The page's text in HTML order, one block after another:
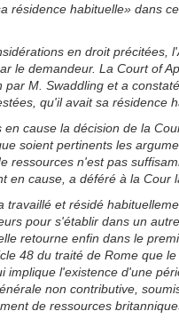
résidence habituelle» dans
en droit précitées,
le demandeur. La Court of
par M. Swaddling et a
qu'il avait sa résidence
cause la décision de la
soient pertinents les
ressources n'est pas
en cause, a déféré à la Cour
travaillé et résidé
pour s'établir dans un
retourne enfin dans le
48 du traité de Rome que
implique l'existence d'une
non contributive,
de ressources